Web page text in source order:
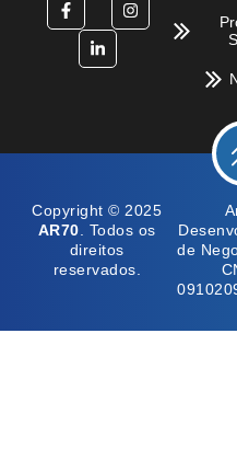
Copyright © 2025
AR70 . Todos os
direitos
reservados.
de